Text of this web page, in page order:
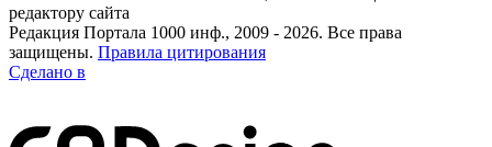
редактору сайта
Редакция Портала 1000 инф., 2009 - 2026. Все права
защищены. Правила цитирования
Сделано в